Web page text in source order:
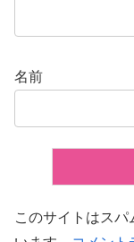
名前
このサイトはス